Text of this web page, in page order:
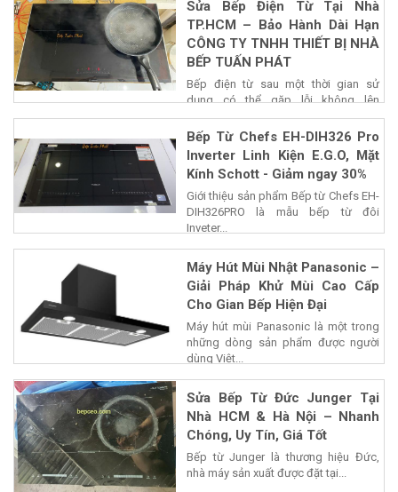
Sửa Bếp Điện Từ Tại Nhà
TP.HCM – Bảo Hành Dài Hạn
CÔNG TY TNHH THIẾT BỊ NHÀ
BẾP TUẤN PHÁT
Bếp điện từ sau một thời gian sử
dụng có thể gặp lỗi không lên
nguồn,...
Bếp Từ Chefs EH-DIH326 Pro
Inverter Linh Kiện E.G.O, Mặt
Kính Schott - Giảm ngay 30%
Giới thiệu sản phẩm Bếp từ Chefs EH-
DIH326PRO là mẫu bếp từ đôi
Inveter...
Máy Hút Mùi Nhật Panasonic –
Giải Pháp Khử Mùi Cao Cấp
Cho Gian Bếp Hiện Đại
Máy hút mùi Panasonic là một trong
những dòng sản phẩm được người
dùng Việt...
Sửa Bếp Từ Đức Junger Tại
Nhà HCM & Hà Nội – Nhanh
Chóng, Uy Tín, Giá Tốt
Bếp từ Junger là thương hiệu Đức,
nhà máy sản xuất được đặt tại...